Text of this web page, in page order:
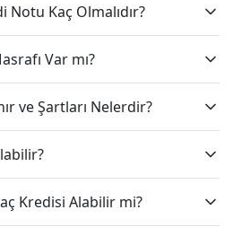
Kaç Olmalıdır?
Var mı?
ve Şartları Nelerdir?
Kredisi Alabilir mi?